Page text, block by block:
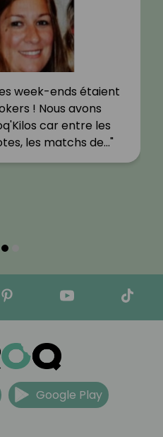
week-ends étaient
! Nous avons
car entre les
les matchs de…"
Google Play